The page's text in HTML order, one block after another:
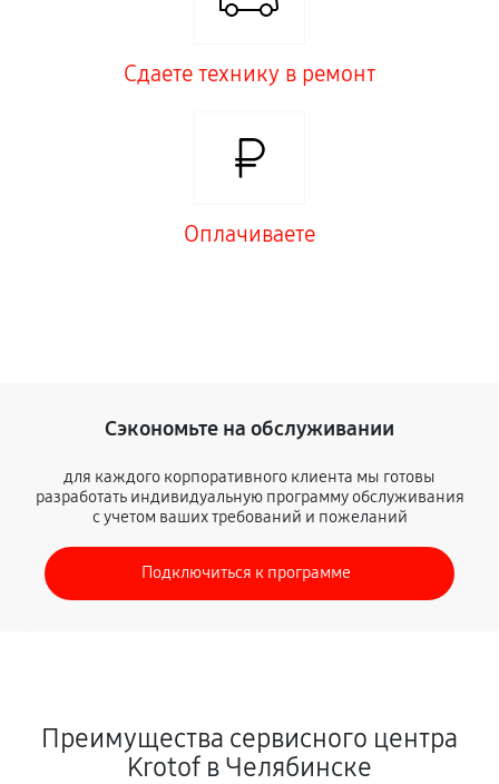
Сдаете технику в ремонт
Оплачиваете
Сэкономьте на обслуживании
для каждого корпоративного клиента мы готовы
разработать индивидуальную программу обслуживания
с учетом ваших требований и пожеланий
Подключиться к программе
Преимущества сервисного центра
Krotof в Челябинске